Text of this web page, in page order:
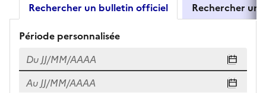
Rechercher un bulletin officiel Rechercher un
Résultats de recherche d'un
Période personnalisée
Du
Du JJ/MM/AAAA
Au
Au JJ/MM/AAAA